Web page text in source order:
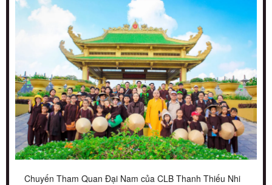
Chuyến Tham Quan Đại Nam của CLB Thanh Thiếu Nhi